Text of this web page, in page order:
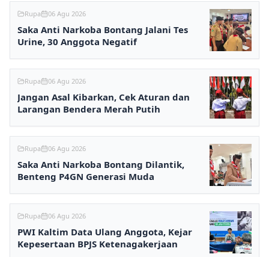
Rupa 06 Agu 2026
Saka Anti Narkoba Bontang Jalani Tes
Urine, 30 Anggota Negatif
Rupa 06 Agu 2026
Jangan Asal Kibarkan, Cek Aturan dan
Larangan Bendera Merah Putih
Rupa 06 Agu 2026
Saka Anti Narkoba Bontang Dilantik,
Benteng P4GN Generasi Muda
Rupa 06 Agu 2026
PWI Kaltim Data Ulang Anggota, Kejar
Kepesertaan BPJS Ketenagakerjaan